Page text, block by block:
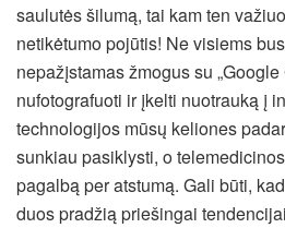
saulutės šilumą, tai kam ten
netikėtumo pojūtis! Ne visiems
nepažįstamas žmogus su
nufotografuoti ir įkelti nuotrauką į
technologijos mūsų keliones
sunkiau pasiklysti, o
pagalbą per atstumą. Gali būti,
duos pradžią priešingai